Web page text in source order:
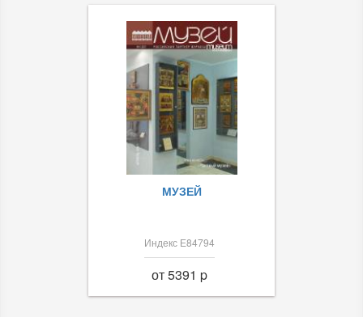
МУЗЕЙ
Индекс Е84794
от 5391 p